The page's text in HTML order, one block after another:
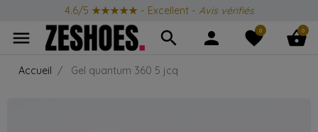
4.6/5 ★★★★★ - Excellent - Avis vérifiés
menu search person favorite
0 shopping_basket
0
Accueil Gel quantum 360 5 jcq